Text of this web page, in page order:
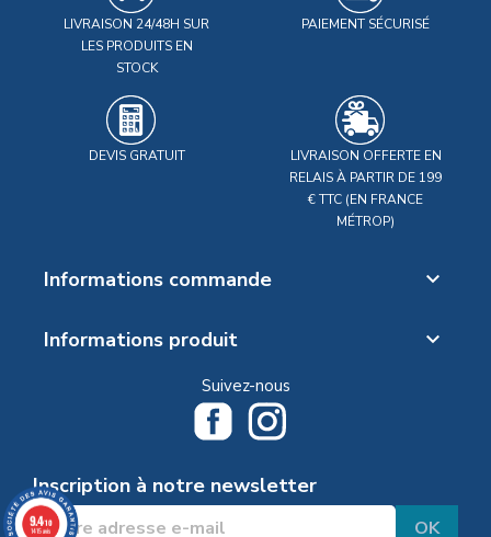
LIVRAISON 24/48H SUR
LES PRODUITS EN
STOCK
PAIEMENT SÉCURISÉ
DEVIS GRATUIT
LIVRAISON OFFERTE EN
RELAIS À PARTIR DE 199
€ TTC (EN FRANCE
MÉTROP)
Informations commande 
Informations produit 
Suivez-nous
Inscription à notre newsletter
9.4/10
1415 avis